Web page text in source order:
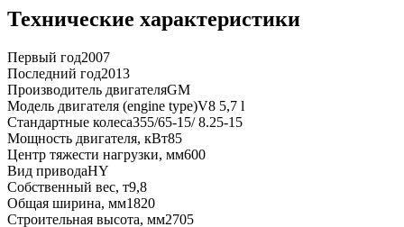
Технические характеристики
Первый год2007
Последний год2013
Производитель двигателяGM
Модель двигателя (engine type)V8 5,7 l
Стандартные колеса355/65-15/ 8.25-15
Мощность двигателя, кВт85
Центр тяжести нагрузки, мм600
Вид приводаHY
Собственный вес, т9,8
Общая ширина, мм1820
Строительная высота, мм2705